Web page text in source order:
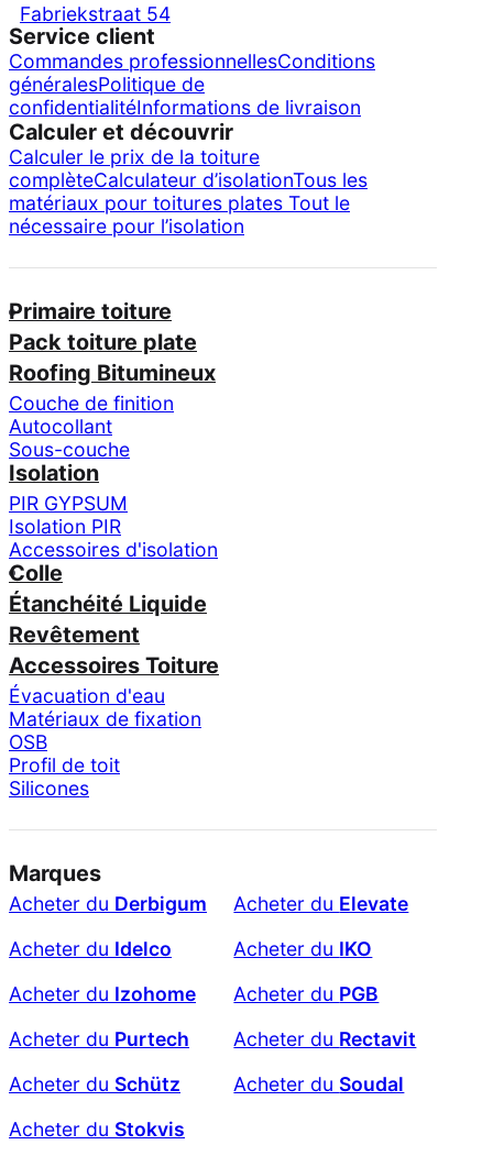
Fabriekstraat 54
Service client
Commandes professionnellesConditions
généralesPolitique de
confidentialitéInformations de livraison
Calculer et découvrir
Calculer le prix de la toiture
complèteCalculateur d’isolationTous les
matériaux pour toitures plates Tout le
nécessaire pour l’isolation
Primaire toiture
Pack toiture plate
Roofing Bitumineux
Couche de finition
Autocollant
Sous-couche
Isolation
PIR GYPSUM
Isolation PIR
Accessoires d'isolation
Colle
Étanchéité Liquide
Revêtement
Accessoires Toiture
Évacuation d'eau
Matériaux de fixation
OSB
Profil de toit
Silicones
Marques
Acheter du Derbigum Acheter du Elevate
Acheter du Idelco Acheter du IKO
Acheter du Izohome Acheter du PGB
Acheter du Purtech Acheter du Rectavit
Acheter du Schütz Acheter du Soudal
Acheter du Stokvis